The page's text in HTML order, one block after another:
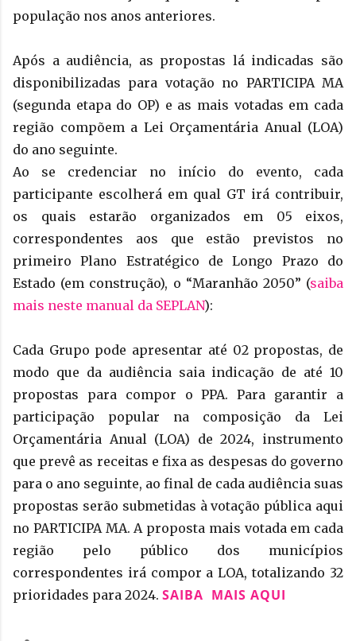
população nos anos anteriores.
Após a audiência, as propostas lá indicadas são
disponibilizadas para votação no PARTICIPA MA
(segunda etapa do OP) e as mais votadas em cada
região compõem a Lei Orçamentária Anual (LOA)
do ano seguinte.
Ao se credenciar no início do evento, cada
participante escolherá em qual GT irá contribuir,
os quais estarão organizados em 05 eixos,
correspondentes aos que estão previstos no
primeiro Plano Estratégico de Longo Prazo do
Estado (em construção), o “Maranhão 2050” (saiba
mais neste manual da SEPLAN):
Cada Grupo pode apresentar até 02 propostas, de
modo que da audiência saia indicação de até 10
propostas para compor o PPA. Para garantir a
participação popular na composição da Lei
Orçamentária Anual (LOA) de 2024, instrumento
que prevê as receitas e fixa as despesas do governo
para o ano seguinte, ao final de cada audiência suas
propostas serão submetidas à votação pública aqui
no PARTICIPA MA. A proposta mais votada em cada
região pelo público dos municípios
correspondentes irá compor a LOA, totalizando 32
prioridades para 2024. SAIBA MAIS AQUI